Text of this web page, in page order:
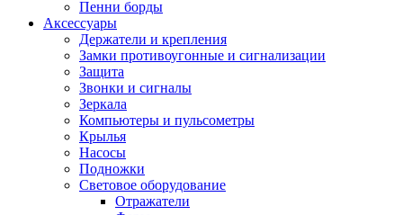
Пенни борды
Аксессуары
Держатели и крепления
Замки противоугонные и сигнализации
Защита
Звонки и сигналы
Зеркала
Компьютеры и пульсометры
Крылья
Насосы
Подножки
Световое оборудование
Отражатели